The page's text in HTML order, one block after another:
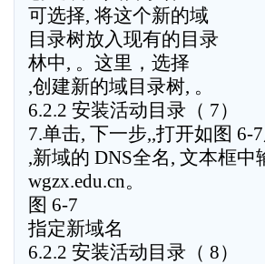
可选择, 将这个新的域
目录树放入现有的目录
林中, 。这里，选择
,创建新的域目录树, 。
6.2.2 安装活动目录（ 7）
7.单击, 下一步,,打开如图
,新域的 DNS全名, 文本框
wgzx.edu.cn。
图 6-7
指定新域名
6.2.2 安装活动目录（ 8）